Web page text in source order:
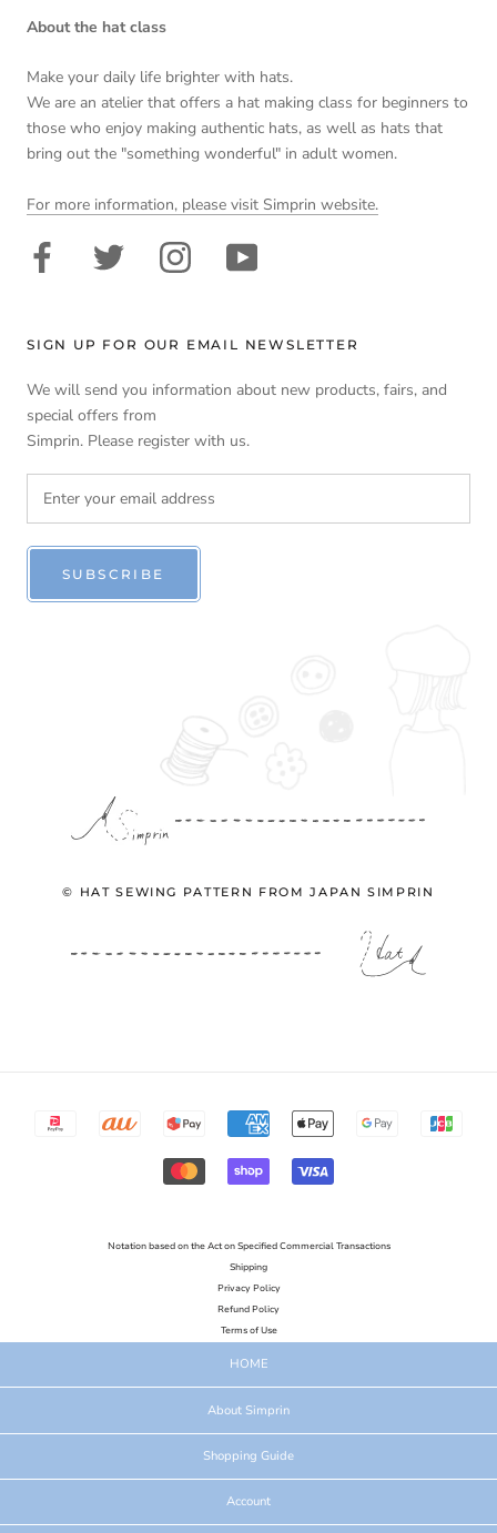
とても作りやすいベレー帽です！
ですが、生地を合わせてびっくり‼︎重ねれば生地がぴったり重な
るのでズレたりシワになることもありませんでした。
かぶった姿も好評です♬
>> 帽子を手作り 型紙のお店 Simprin シンプリンreplied:
カーブの違う型紙もきれいにあわせやすいように工夫した
しまれてくださいね＾＾
1 2
About the hat class
Make your daily life brighter with hats.
We are an atelier that offers a hat making class for beginners to
those who enjoy making authentic hats, as well as hats that
bring out the "something wonderful" in adult women.
For more information, please visit Simprin website.
SIGN UP FOR OUR EMAIL NEWSLETTER
We will send you information about new products, fairs, and
special offers from
Simprin. Please register with us.
SUBSCRIBE
© HAT SEWING PATTERN FROM JAPAN SIMPRIN
Notation based on the Act on Specified Commercial Transactions
Shipping
Privacy Policy
Refund Policy
Terms of Use
HOME
About Simprin
Shopping Guide
Account